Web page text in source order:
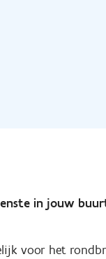
in jouw
voor het